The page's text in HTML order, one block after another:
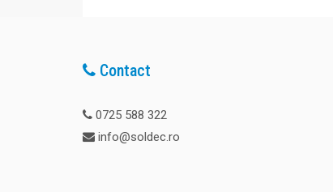
Contact
0725 588 322
info@soldec.ro